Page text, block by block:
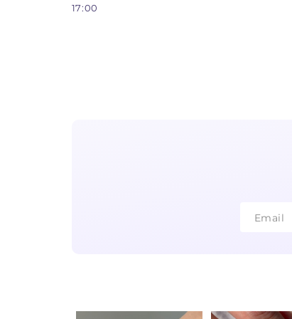
17:00
Email
Email